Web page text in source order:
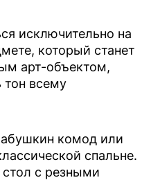
исключительно на
который станет
арт-объектом,
тон всему
комод или
спальне.
с резными